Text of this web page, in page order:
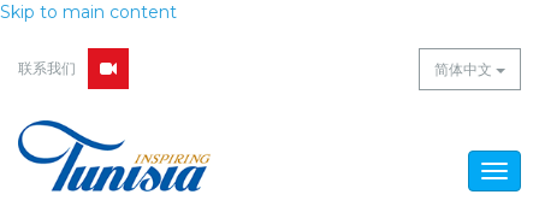
Skip to main content
简体中文
联系我们